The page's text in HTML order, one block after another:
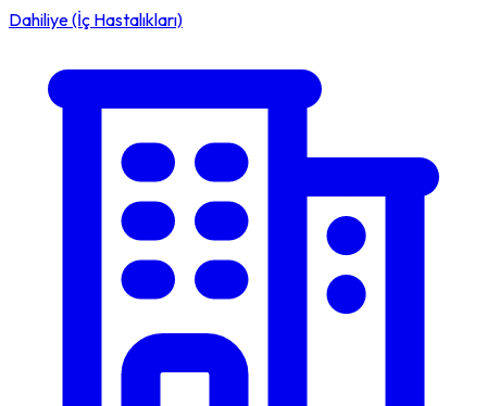
Dahiliye (İç Hastalıkları)